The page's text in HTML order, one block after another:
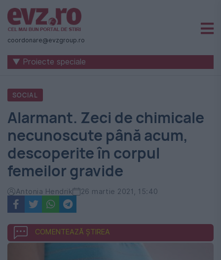
Știri
naționale
internaționale
România
-
Evenimentul
Zilei
coordonare@evzgroup.ro
▼ Proiecte speciale
SOCIAL
Alarmant. Zeci de chimicale
necunoscute până acum,
descoperite în corpul
femeilor gravide
Antonia Hendrik 26 martie 2021, 15:40
COMENTEAZĂ ȘTIREA